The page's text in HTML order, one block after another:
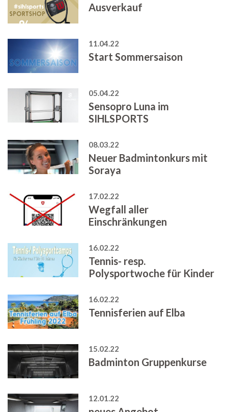
Ausverkauf
11.04.22
Start Sommersaison
05.04.22
Sensopro Luna im
SIHLSPORTS
08.03.22
Neuer Badmintonkurs mit
Soraya
17.02.22
Wegfall aller
Einschränkungen
16.02.22
Tennis- resp.
Polysportwoche für Kinder
16.02.22
Tennisferien auf Elba
15.02.22
Badminton Gruppenkurse
12.01.22